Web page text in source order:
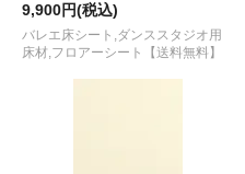
9,900円(税込)
バレエ床シート,ダンススタジオ用
床材,フロアーシート【送料無料】